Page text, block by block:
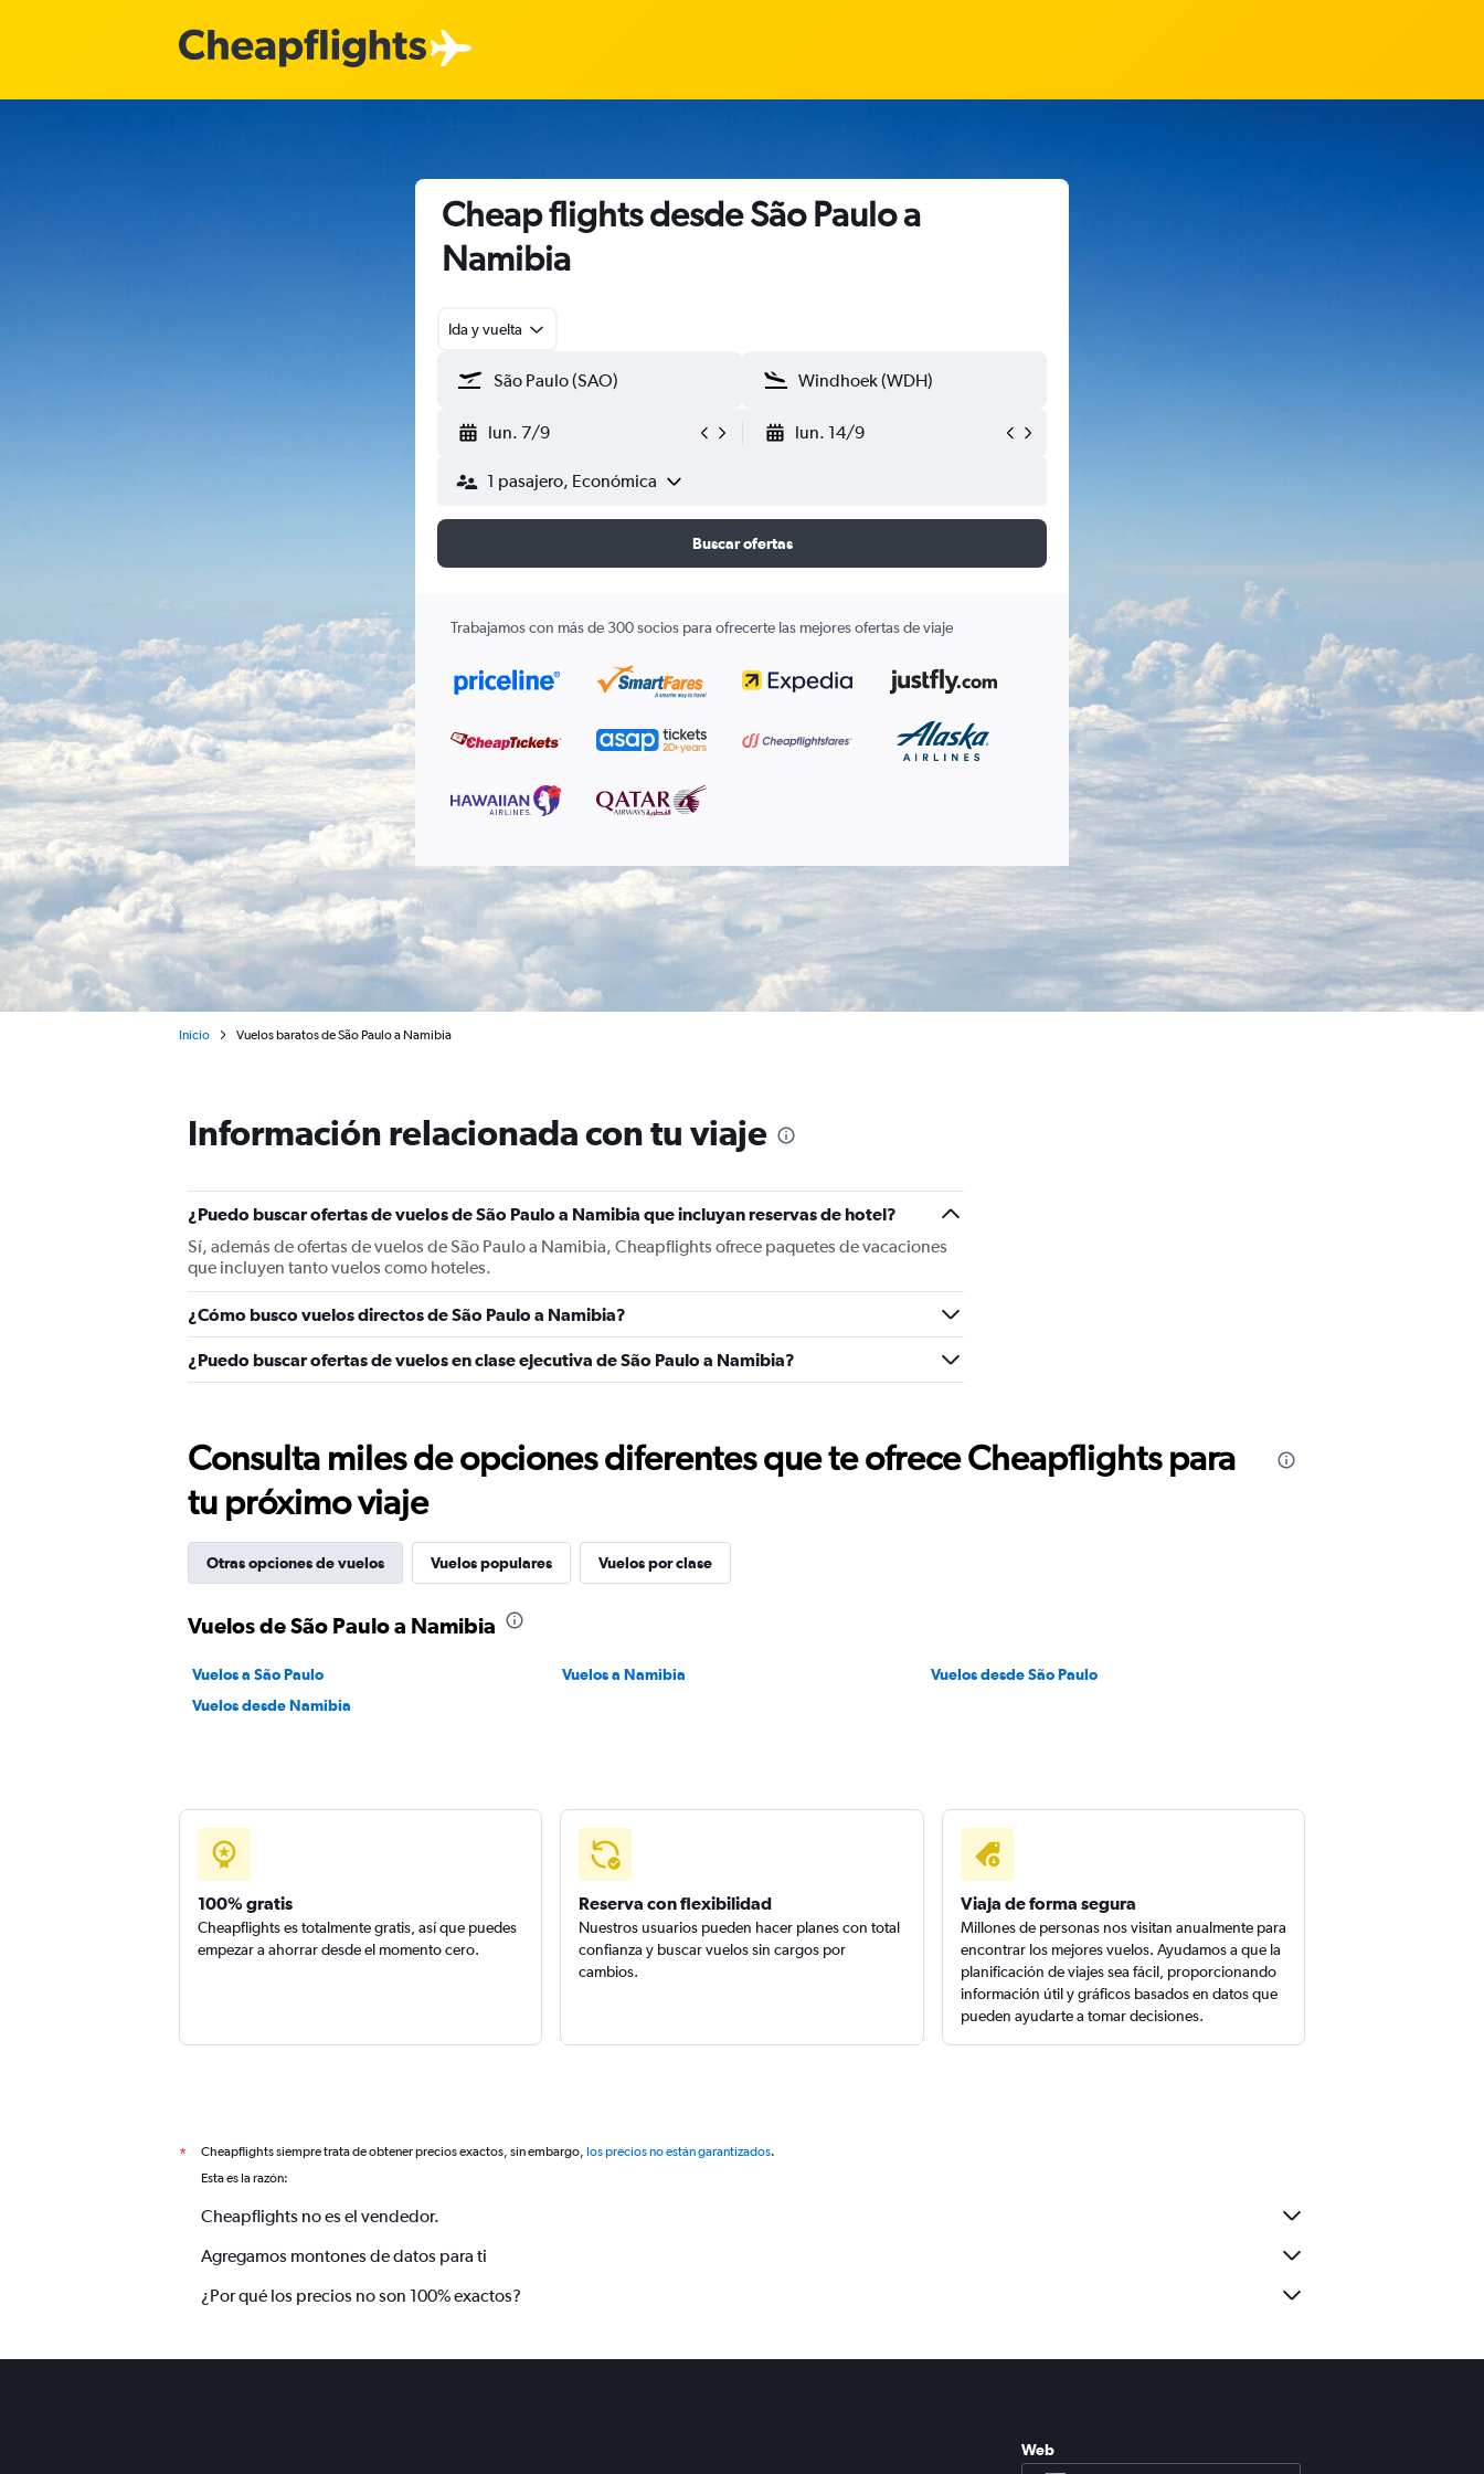
Cheap flights desde São Paulo a
Namibia
Ida y vuelta
lun. 7/9 lun. 14/9
1 pasajero, Económica
Buscar ofertas
Trabajamos con más de 300 socios para ofrecerte las mejores ofertas de viaje
Inicio Vuelos baratos de São Paulo a Namibia
Información relacionada con tu viaje
¿Puedo buscar ofertas de vuelos de São Paulo a Namibia que incluyan reservas de hotel?
Sí, además de ofertas de vuelos de São Paulo a Namibia, Cheapflights ofrece paquetes de vacaciones
que incluyen tanto vuelos como hoteles.
¿Cómo busco vuelos directos de São Paulo a Namibia?
¿Puedo buscar ofertas de vuelos en clase ejecutiva de São Paulo a Namibia?
Consulta miles de opciones diferentes que te ofrece Cheapflights para
tu próximo viaje
Otras opciones de vuelos Vuelos populares Vuelos por clase
Vuelos de São Paulo a Namibia
Vuelos a São Paulo Vuelos a Namibia
Vuelos desde São Paulo
Vuelos desde Namibia
100% gratis
Cheapflights es totalmente gratis, así que puedes
empezar a ahorrar desde el momento cero.
Reserva con flexibilidad
Nuestros usuarios pueden hacer planes con total
confianza y buscar vuelos sin cargos por
cambios.
Viaja de forma segura
Millones de personas nos visitan anualmente para
encontrar los mejores vuelos. Ayudamos a que la
planificación de viajes sea fácil, proporcionando
información útil y gráficos basados en datos que
pueden ayudarte a tomar decisiones.
* Cheapflights siempre trata de obtener precios exactos, sin embargo, los precios no están garantizados.
Esta es la razón:
Cheapflights no es el vendedor.
Agregamos montones de datos para ti
¿Por qué los precios no son 100% exactos?
Web